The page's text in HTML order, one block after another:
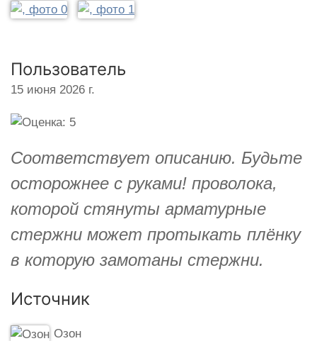
Пользователь
15 июня 2026 г.
Соответствует описанию. Будьте
осторожнее с руками! проволока,
которой стянуты арматурные
стержни может протыкать плёнку
в которую замотаны стержни.
Источник
Озон